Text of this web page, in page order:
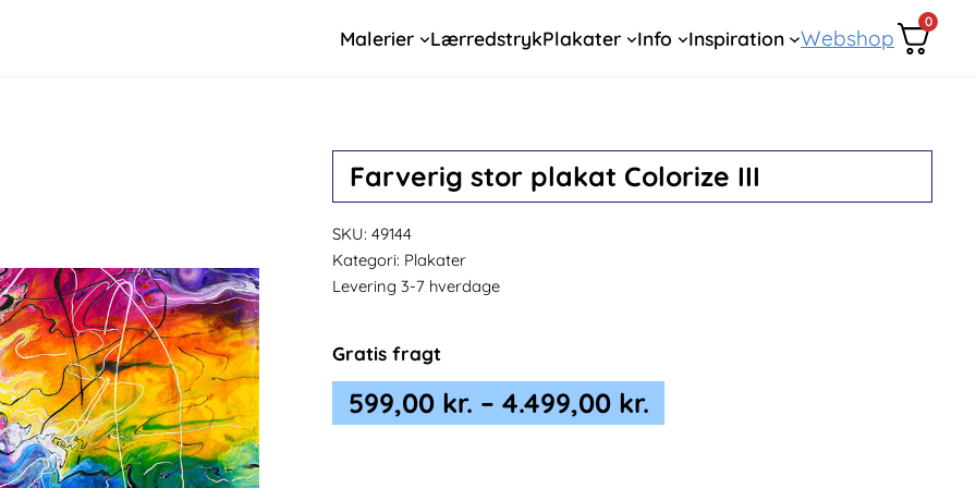
Malerier LærredstrykPlakater Info Inspiration Webshop
0
Farverig stor plakat Colorize III
SKU: 49144
Kategori: Plakater
Levering 3-7 hverdage
Gratis fragt
599,00 kr. – 4.499,00 kr.Prisinterval:
599,00 kr.